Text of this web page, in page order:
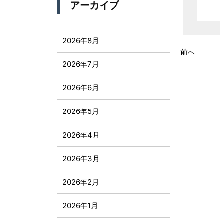
前へ
アーカイブ
2026年8月
2026年7月
2026年6月
2026年5月
2026年4月
2026年3月
2026年2月
2026年1月